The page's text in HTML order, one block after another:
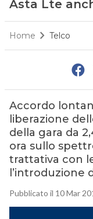
Asta Lte
Home Telco
Accordo
liberazione
della gara da
ora sullo
trattativa con
l’introduzione
Pubblicato il 10 Mar